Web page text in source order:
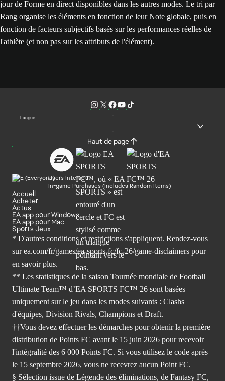
jour de Forme en direct disponibles dans les autres modes. Le tri par
Rang organise les éléments en fonction de leur Note globale, puis en
fonction de facteurs subjectifs basés sur les performances réelles de
l'athlète (et non pas sur les attributs de l'élément).
Langue
Haut de page
Users Interact
In-game Purchases (Includes Random Items)
Accueil
Acheter
Actus
EA app pour Windows
EA app pour Mac
Sports Jeux
* D'autres conditions et restrictions s'appliquent. Rendez-vous
sur ea.com/fr/games/ea-sports-fc/fc-26/game-disclaimers pour
en savoir plus.
** Les statistiques de la saison Tournée mondiale de Football
Ultimate Team™ d’EA SPORTS FC™ 26 sont basées
uniquement sur le jeu dans les modes suivants : Clashs
d'équipes, Division Rivals, Champions et Draft.
††Vous devez effectuer les démarches pour obtenir la première
distribution de Points FC avant le 15 juin 2026 pour recevoir
l'intégralité des 6 000 Points FC. Si vous utilisez le code après
le 15 septembre 2026, vous ne recevrez aucun Point FC.
§ Sélection issue de Légende des éliminations, de Fantasy FC,